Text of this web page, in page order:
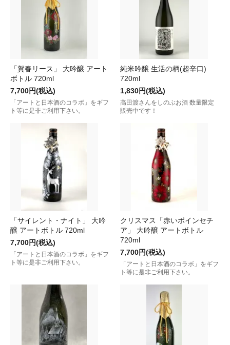
「賀春リース」 大吟醸 アート
ボトル 720ml
7,700円(税込)
「アートと日本酒のコラボ」をギフ
ト等に是非ご利用下さい。
純米吟醸 生活の柄(超辛口)
720ml
1,830円(税込)
高田渡さんをしのぶお酒 数量限定
販売中です！
「サイレント・ナイト」 大吟
醸 アートボトル 720ml
7,700円(税込)
「アートと日本酒のコラボ」をギフ
ト等に是非ご利用下さい。
クリスマス「赤いポインセチ
ア」 大吟醸 アートボトル
720ml
7,700円(税込)
「アートと日本酒のコラボ」をギフ
ト等に是非ご利用下さい。